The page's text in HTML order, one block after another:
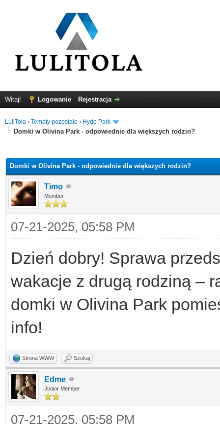
Witaj! Logowanie Rejestracja
LuliTola › Tematy pozostałe › Hyde Park
Domki w Olivina Park - odpowiednie dla większych rodzin?
Domki w Olivina Park - odpowiednie dla większych rodzin?
Timo
Member
07-21-2025, 05:58 PM
Dzień dobry! Sprawa
wakacje z drugą rodziną –
domki w Olivina Park
info!
Strona WWW Szukaj
Edme
Junior Member
07-21-2025, 05:58 PM